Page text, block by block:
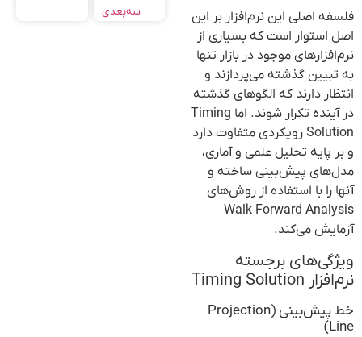
فلسفه اصلی این نرم‌افزار بر این
اصل استوار است که بسیاری از
نرم‌افزارهای موجود در بازار تنها
به تبیین گذشته می‌پردازند و
انتظار دارند که الگوهای گذشته
در آینده تکرار شوند. اما Timing
Solution رویکردی متفاوت دارد
و بر پایه تحلیل علمی و آماری،
مدل‌های پیش‌بینی ساخته و
آنها را با استفاده از روش‌های
Walk Forward Analysis
آزمایش می‌کند.
ویژگی‌های برجسته
نرم‌افزار Timing Solution
خط پیش‌بینی (Projection
Line)
سه‌بعدی